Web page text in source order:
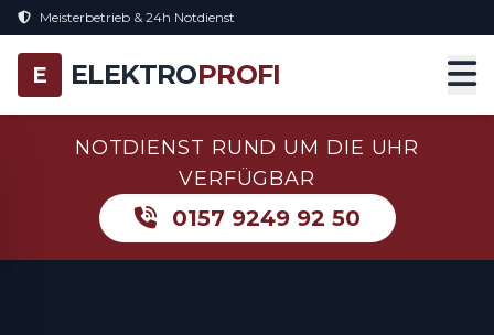
Meisterbetrieb & 24h Notdienst
E ELEKTROPROFI
NOTDIENST RUND UM DIE UHR
VERFÜGBAR
0157 9249 92 50